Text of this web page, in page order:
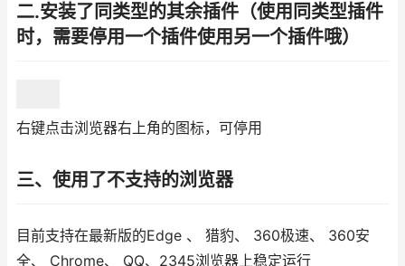
二.安装了同类型的其余插件（使用同类型插件
时，需要停用一个插件使用另一个插件哦）
右键点击浏览器右上角的图标，可停用
三、使用了不支持的浏览器
目前支持在最新版的Edge 、 猎豹、 360极速、 360安
全、 Chrome、 QQ、2345浏览器上稳定运行